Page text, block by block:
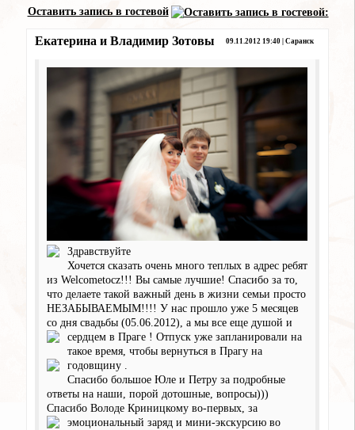
Оставить запись в гостевой
Екатерина и Владимир Зотовы 09.11.2012 19:40 | Саранск
Здравствуйте
Хочется сказать очень много теплых в адрес ребят
из Welcometocz!!! Вы самые лучшие! Спасибо за то,
что делаете такой важный день в жизни семьи просто
НЕЗАБЫВАЕМЫМ!!!! У нас прошло уже 5 месяцев
со дня свадьбы (05.06.2012), а мы все еще душой и
сердцем в Праге ! Отпуск уже запланировали на
такое время, чтобы вернуться в Прагу на
годовщину .
Спасибо большое Юле и Петру за подробные
ответы на наши, порой дотошные, вопросы)))
Спасибо Володе Криницкому во-первых, за
эмоциональный заряди мини-экскурсию во